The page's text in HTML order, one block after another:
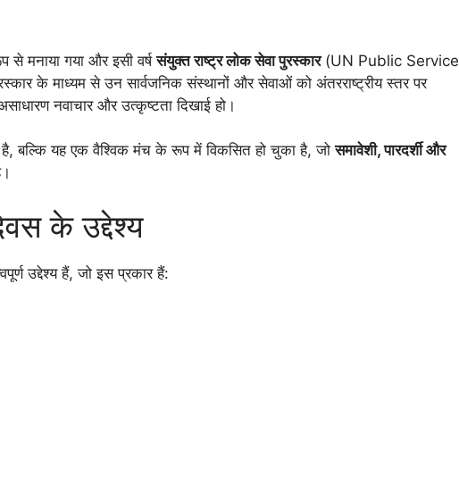
से मनाया गया और इसी वर्षसंयुक्त राष्ट्र लोक सेवा पुरस्कार(UN Public Service
के माध्यम से उन सार्वजनिक संस्थानों और सेवाओं को अंतरराष्ट्रीय स्तर पर
नवाचार और उत्कृष्टता दिखाई हो।
बल्कि यह एक वैश्विक मंच के रूप में विकसित हो चुका है, जोसमावेशी, पारदर्शी और
के उद्देश्य
उद्देश्य हैं, जो इस प्रकार हैं: